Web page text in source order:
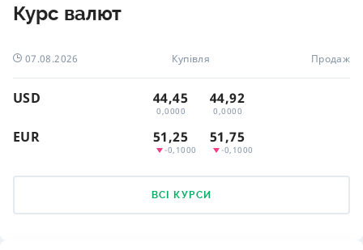
Курс валют
07.08.2026 Купівля Продаж
USD 44,45
0,0000
44,92
0,0000
EUR 51,25
-0,1000
51,75
-0,1000
ВСІ КУРСИ